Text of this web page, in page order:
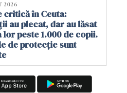
2026
critică în Ceuta:
au plecat, dar au lăsat
lor peste 1.000 de copii.
de protecție sunt